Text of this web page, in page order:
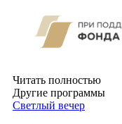
Читать полностью
Другие программы
Светлый вечер